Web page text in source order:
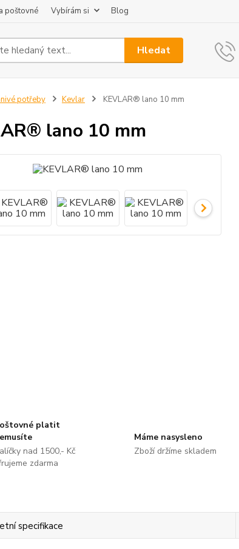
poštovné Vybírám si Blog
Hledat
potřeby Kevlar KEVLAR® lano 10 mm
lano 10 mm
platit
nad 1500,- Kč
zdarma
Máme nasysleno
Zboží držíme skladem
specifikace